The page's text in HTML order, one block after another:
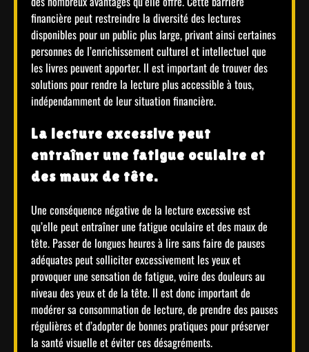
financière peut restreindre la diversité des lectures
disponibles pour un public plus large, privant ainsi certaines
personnes de l’enrichissement culturel et intellectuel que
les livres peuvent apporter. Il est important de trouver des
solutions pour rendre la lecture plus accessible à tous,
indépendamment de leur situation financière.
La lecture excessive peut
entraîner une fatigue oculaire et
des maux de tête.
Une conséquence négative de la lecture excessive est
qu’elle peut entraîner une fatigue oculaire et des maux de
tête. Passer de longues heures à lire sans faire de pauses
adéquates peut solliciter excessivement les yeux et
provoquer une sensation de fatigue, voire des douleurs au
niveau des yeux et de la tête. Il est donc important de
modérer sa consommation de lecture, de prendre des pauses
régulières et d’adopter de bonnes pratiques pour préserver
la santé visuelle et éviter ces désagréments.